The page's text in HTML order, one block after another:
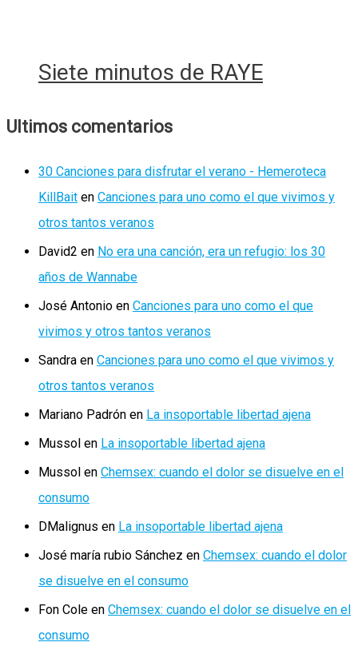
Siete minutos de RAYE
Ultimos comentarios
30 Canciones para disfrutar el verano - Hemeroteca
KillBait en Canciones para uno como el que vivimos y
otros tantos veranos
David2 en No era una canción, era un refugio: los 30
años de Wannabe
José Antonio en Canciones para uno como el que
vivimos y otros tantos veranos
Sandra en Canciones para uno como el que vivimos y
otros tantos veranos
Mariano Padrón en La insoportable libertad ajena
Mussol en La insoportable libertad ajena
Mussol en Chemsex: cuando el dolor se disuelve en el
consumo
DMalignus en La insoportable libertad ajena
José maría rubio Sánchez en Chemsex: cuando el dolor
se disuelve en el consumo
Fon Cole en Chemsex: cuando el dolor se disuelve en el
consumo